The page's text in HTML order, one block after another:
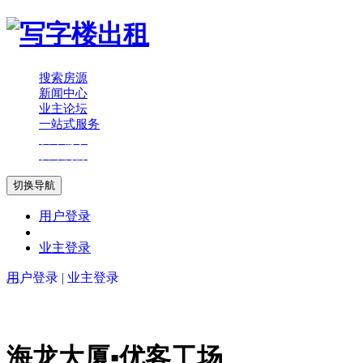
搜索房源
新闻中心
业主论坛
一站式服务
切换导航
用户登录
业主登录
用户登录 | 业主登录